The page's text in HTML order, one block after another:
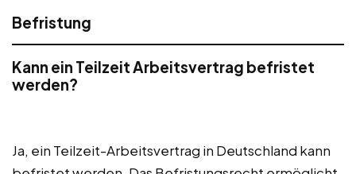
Befristung
Kann ein Teilzeit Arbeitsvertrag befristet
werden?
Ja, ein Teilzeit-Arbeitsvertrag in Deutschland kann